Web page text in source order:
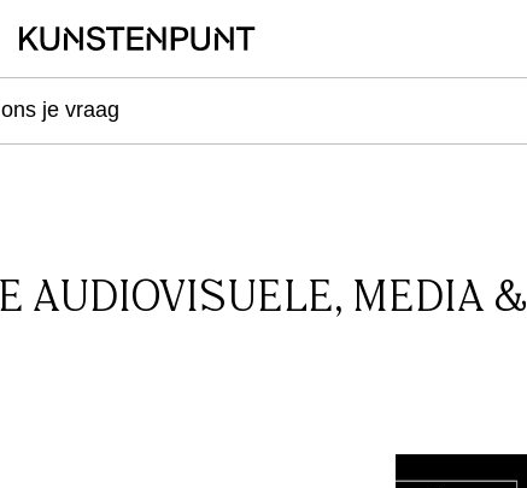
je vraag
AUDIOVISUELE, MEDIA &